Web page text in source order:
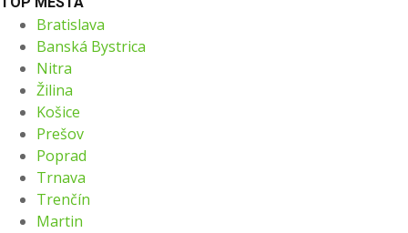
Bratislava
Banská Bystrica
Nitra
Žilina
Košice
Prešov
Poprad
Trnava
Trenčín
Martin